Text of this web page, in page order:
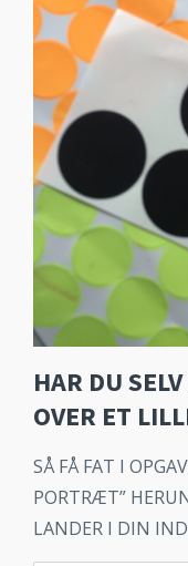
HAR DU
OVER ET
SÅ FÅ FAT I
PORTRÆT”
LANDER I DIN